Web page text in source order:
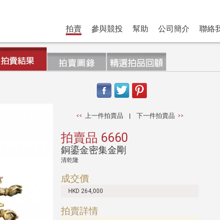
拍賣 參與競投 幫助 公司簡介 聯絡
上一件拍賣品 | 下一件拍賣品
拍賣品 6660
銅鎏金密集金剛
清乾隆
成交價
HKD 264,000
拍賣詳情